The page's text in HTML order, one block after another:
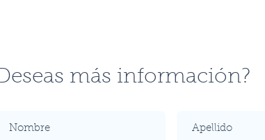
más información?